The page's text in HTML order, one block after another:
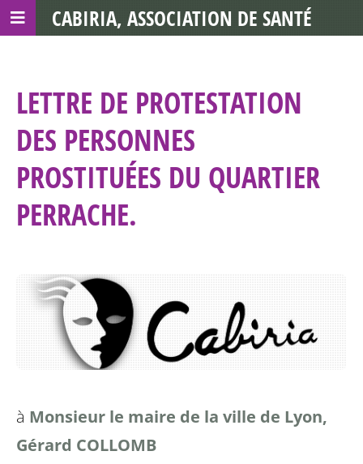
LETTRE DE PROTESTATION
DES PERSONNES
PROSTITUÉES DU QUARTIER
PERRACHE.
à Monsieur le maire de la ville de Lyon,
Gérard COLLOMB
CABIRIA, ASSOCIATION DE SANTÉ